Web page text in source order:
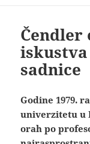
Čendler
sadnice
Godine 1979.
univerzitetu u
orah po